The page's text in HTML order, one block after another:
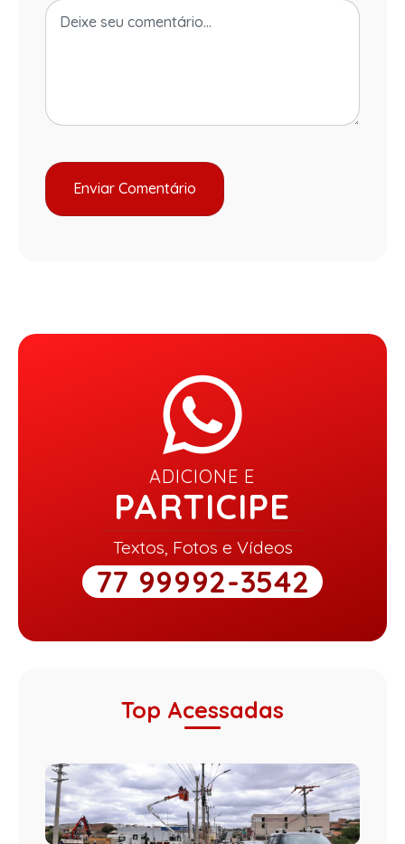
ADICIONE E
PARTICIPE
Textos, Fotos e Vídeos
77 99992-3542
Top Acessadas